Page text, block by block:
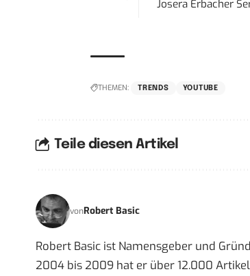
Josera Erbacher
THEMEN: TRENDS YOUTUBE
Teile diesen Artikel
vonRobert Basic
Robert Basic ist Namensgeber und
2004 bis 2009 hat er über 12.000